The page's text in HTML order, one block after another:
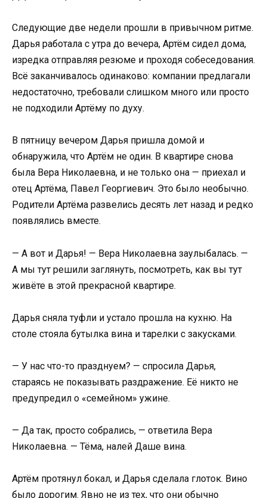
Следующие две недели прошли в привычном ритме.
Дарья работала с утра до вечера, Артём сидел дома,
изредка отправляя резюме и проходя собеседования.
Всё заканчивалось одинаково: компании предлагали
недостаточно, требовали слишком много или просто
не подходили Артёму по духу.
В пятницу вечером Дарья пришла домой и
обнаружила, что Артём не один. В квартире снова
была Вера Николаевна, и не только она — приехал и
отец Артёма, Павел Георгиевич. Это было необычно.
Родители Артёма развелись десять лет назад и редко
появлялись вместе.
— А вот и Дарья! — Вера Николаевна заулыбалась. —
А мы тут решили заглянуть, посмотреть, как вы тут
живёте в этой прекрасной квартире.
Дарья сняла туфли и устало прошла на кухню. На
столе стояла бутылка вина и тарелки с закусками.
— У нас что-то празднуем? — спросила Дарья,
стараясь не показывать раздражение. Её никто не
предупредил о «семейном» ужине.
— Да так, просто собрались, — ответила Вера
Николаевна. — Тёма, налей Даше вина.
Артём протянул бокал, и Дарья сделала глоток. Вино
было дорогим. Явно не из тех, что они обычно